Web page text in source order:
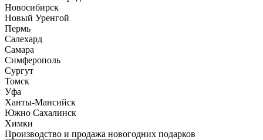
Новосибирск
Новый Уренгой
Пермь
Салехард
Самара
Симферополь
Сургут
Томск
Уфа
Ханты-Мансийск
Южно Сахалинск
Химки
Производство и продажа новогодних подарков